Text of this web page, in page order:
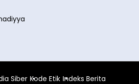
Siber Kode Etik Indeks Berita